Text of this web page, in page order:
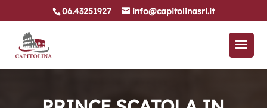
06.43251927 info@capitolinasrl.it